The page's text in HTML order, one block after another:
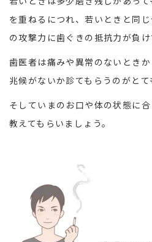
を重ねるにつれ、若いときと同
の攻撃力に歯ぐきの抵抗力が負け
歯医者は痛みや異常のないとき
兆候がないか診てもらうのがとて
そしていまのお口や体の状態に
教えてもらいましょう。